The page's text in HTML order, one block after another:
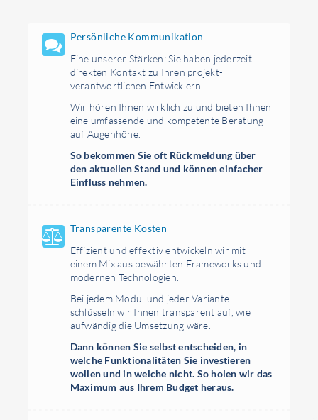
Persönliche Kommunikation
Eine unserer Stärken: Sie haben jederzeit
direkten Kontakt zu Ihren projekt­
verantwortlichen Entwicklern.
Wir hören Ihnen wirklich zu und bieten Ihnen
eine umfassende und kompetente Beratung
auf Augenhöhe.
So bekommen Sie oft Rückmeldung über
den aktuellen Stand und können einfacher
Einfluss nehmen.
Transparente Kosten
Effizient und effektiv entwickeln wir mit
einem Mix aus bewährten Frameworks und
modernen Technologien.
Bei jedem Modul und jeder Variante
schlüsseln wir Ihnen transparent auf, wie
aufwändig die Umsetzung wäre.
Dann können Sie selbst entscheiden, in
welche Funktionalitäten Sie investieren
wollen und in welche nicht. So holen wir das
Maximum aus Ihrem Budget heraus.